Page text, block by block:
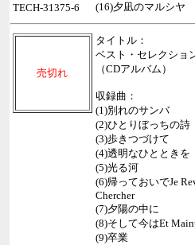
(16)夕凪のマルシヤ
TECH-31375-6
売切れ
タイトル：
ベスト・セレクショ
（CDアルバム）
収録曲：
(1)別れのサンバ
(2)ひとりぼっちの詩
(3)歩きつづけて
(4)透明なひとときを
(5)光る河
(6)帰っておいでJe
Chercher
(7)夕陽の中に
(8)そして今はEt
(9)卒業